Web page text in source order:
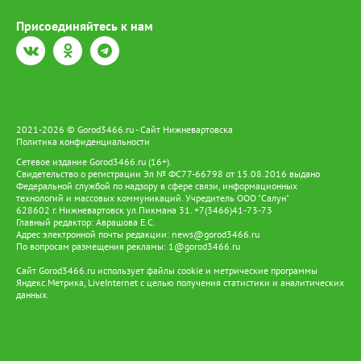
экскурсий, чтобы заранее запланировать путешествие по Югре
с посещением родовых угодий. При этом развитие цифровой
инфраструктуры расширяется и сопровождается поиском
обеспечивают работу телекоммуникационного оборудования,
освещения и бытовых электроприборов. Так цифровая
инфраструктура становится частью более масштабной системы
поддержки коренных народов — от образования и доступа к
услугам до развития традиционных промыслов и сохранения
культурного наследия. Именно такой подход позволяет
сочетать современные технологии с традиционным образом
жизни ханты и манси, давая им возможность жить и трудиться
на земле предков и вести традиционный образ жизни.
Присоединяйтесь к нам
2021-2026 © Gorod3466.ru - Сайт Нижневартовска
Политика конфиденциальности
Сетевое издание Gorod3466.ru (16+).
Свидетельство о регистрации Эл № ФС77-66798 от 15.08.2016 выдано
Федеральной службой по надзору в сфере связи, информационных
технологий и массовых коммуникаций. Учредитель ООО "Салун"
628602 г. Нижневартовск ул.Пикмана 31. +7(3466)41-73-73
Главный редактор: Аврашова Е.С.
Адрес электронной почты редакции: news@gorod3466.ru
По вопросам размещения рекламы: 1@gorod3466.ru
Сайт Gorod3466.ru использует файлы cookie и метрические программы
Яндекс.Метрика, LiveInternet с целью получения статистики и аналитических
данных.